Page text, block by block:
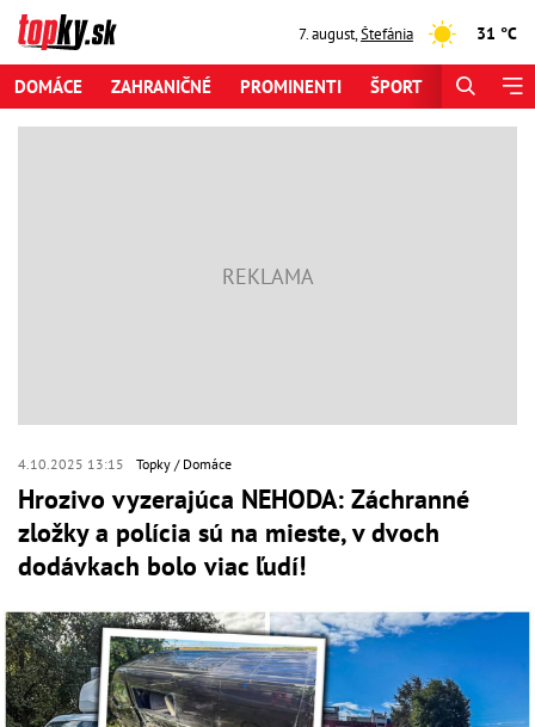
7. august,Štefánia 31 °C
DOMÁCE ZAHRANIČNÉ PROMINENTI ŠPORT
4.10.2025 13:15 Topky Domáce
Hrozivo vyzerajúca NEHODA: Záchranné
zložky a polícia sú na mieste, v dvoch
dodávkach bolo viac ľudí!